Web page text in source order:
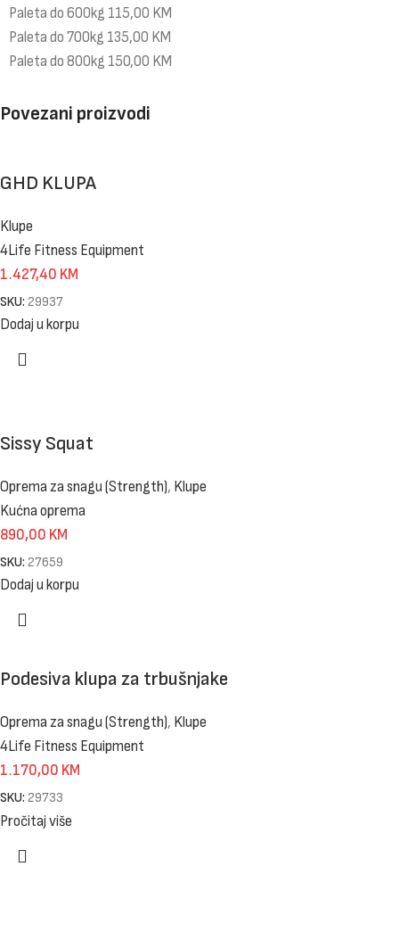
Paleta do 600kg 115,00 KM
Paleta do 700kg 135,00 KM
Paleta do 800kg 150,00 KM
Povezani proizvodi
GHD KLUPA
Klupe
4Life Fitness Equipment
1.427,40 KM
SKU: 29937
Dodaj u korpu
Sissy Squat
Oprema za snagu (Strength), Klupe
Kućna oprema
890,00 KM
SKU: 27659
Dodaj u korpu
Podesiva klupa za trbušnjake
Oprema za snagu (Strength), Klupe
4Life Fitness Equipment
1.170,00 KM
SKU: 29733
Pročitaj više